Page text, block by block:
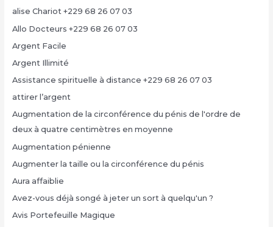
alise Chariot +229 68 26 07 03
Allo Docteurs +229 68 26 07 03
Argent Facile
Argent Illimité
Assistance spirituelle à distance +229 68 26 07 03
attirer l’argent
Augmentation de la circonférence du pénis de l'ordre de
deux à quatre centimètres en moyenne
Augmentation pénienne
Augmenter la taille ou la circonférence du pénis
Aura affaiblie
Avez-vous déjà songé à jeter un sort à quelqu'un ?
Avis Portefeuille Magique